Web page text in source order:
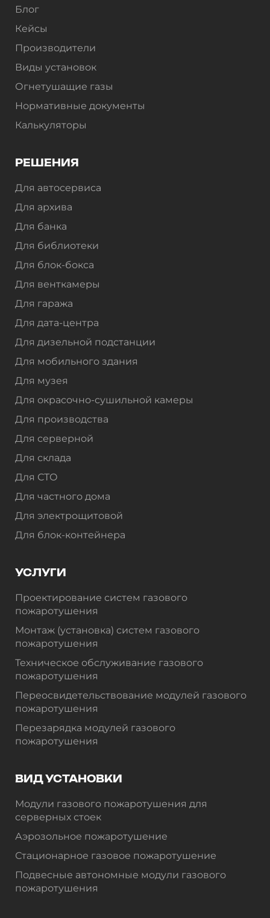
Блог
Кейсы
Производители
Виды установок
Огнетушащие газы
Нормативные документы
Калькуляторы
РЕШЕНИЯ
Для автосервиса
Для архива
Для банка
Для библиотеки
Для блок-бокса
Для венткамеры
Для гаража
Для дата-центра
Для дизельной подстанции
Для мобильного здания
Для музея
Для окрасочно-сушильной камеры
Для производства
Для серверной
Для склада
Для СТО
Для частного дома
Для электрощитовой
Для блок-контейнера
УСЛУГИ
Проектирование систем газового
пожаротушения
Монтаж (установка) систем газового
пожаротушения
Техническое обслуживание газового
пожаротушения
Переосвидетельствование модулей газового
пожаротушения
Перезарядка модулей газового
пожаротушения
ВИД УСТАНОВКИ
Модули газового пожаротушения для
серверных стоек
Аэрозольное пожаротушение
Стационарное газовое пожаротушение
Подвесные автономные модули газового
пожаротушения